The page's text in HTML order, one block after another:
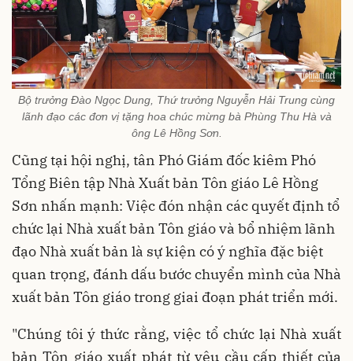
Bộ trưởng Đào Ngọc Dung, Thứ trưởng Nguyễn Hải Trung cùng
lãnh đạo các đơn vị tặng hoa chúc mừng bà Phùng Thu Hà và
ông Lê Hồng Sơn.
Cũng tại hội nghị, tân Phó Giám đốc kiêm Phó
Tổng Biên tập Nhà Xuất bản Tôn giáo Lê Hồng
Sơn nhấn mạnh: Việc đón nhận các quyết định tổ
chức lại Nhà xuất bản Tôn giáo và bổ nhiệm lãnh
đạo Nhà xuất bản là sự kiện có ý nghĩa đặc biệt
quan trọng, đánh dấu bước chuyển mình của Nhà
xuất bản Tôn giáo trong giai đoạn phát triển mới.
"Chúng tôi ý thức rằng, việc tổ chức lại Nhà xuất
bản Tôn giáo xuất phát từ yêu cầu cấp thiết của